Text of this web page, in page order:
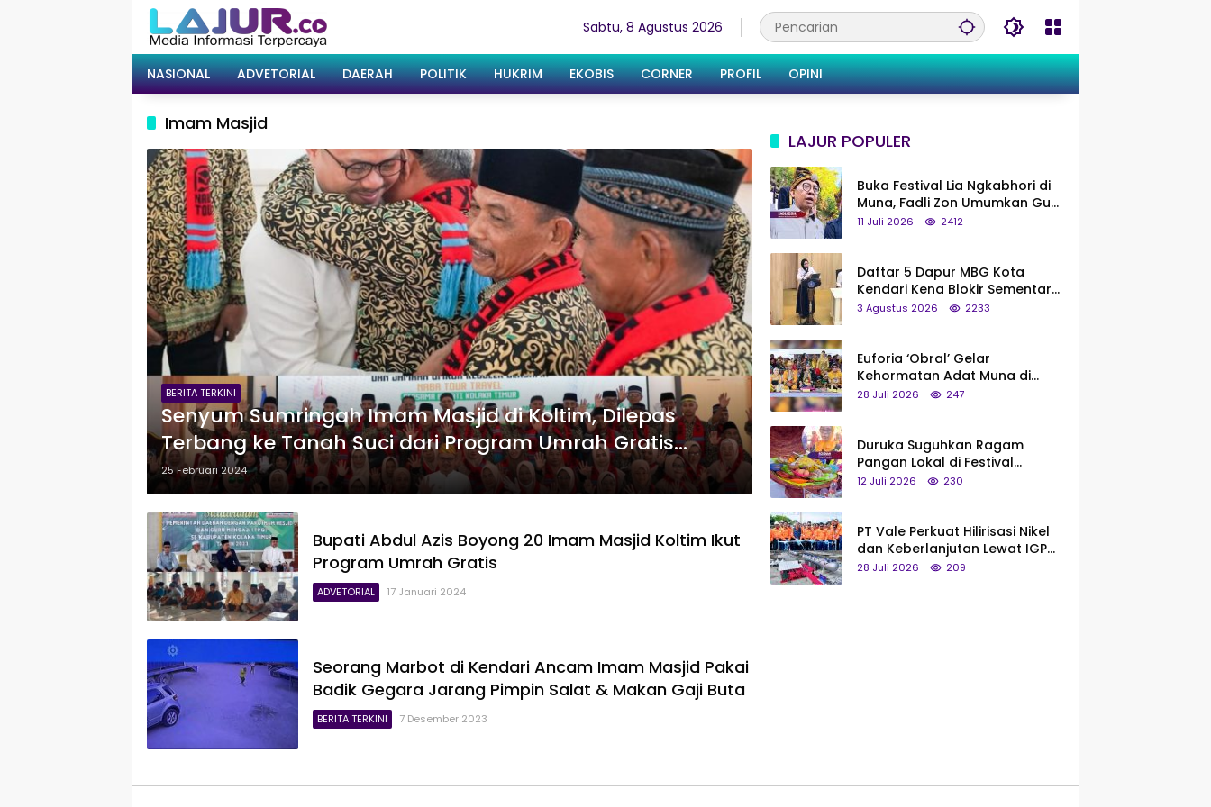
Sabtu, 8 Agustus 2026
NASIONAL ADVETORIAL DAERAH POLITIK HUKRIM EKOBIS CORNER PROFIL OPINI
Imam Masjid
BERITA TERKINI
Senyum Sumringah Imam Masjid di Koltim, Dilepas
Terbang ke Tanah Suci dari Program Umrah Gratis
Pemerintah
25 Februari 2024
Bupati Abdul Azis Boyong 20 Imam Masjid Koltim Ikut
Program Umrah Gratis
ADVETORIAL 17 Januari 2024
Seorang Marbot di Kendari Ancam Imam Masjid Pakai
Badik Gegara Jarang Pimpin Salat & Makan Gaji Buta
BERITA TERKINI 7 Desember 2023
LAJUR POPULER
Buka Festival Lia Ngkabhori di
Muna, Fadli Zon Umumkan Gua
Metanduno Segera Naik Status
11 Juli 2026 2412
Daftar 5 Dapur MBG Kota
Kendari Kena Blokir Sementara
dari Pusat
3 Agustus 2026 2233
Euforia ‘Obral’ Gelar
Kehormatan Adat Muna di
Silaturahmi KKMM, Ridwan Bae:
28 Juli 2026 247
Duruka Suguhkan Ragam
Pangan Lokal di Festival
Liangkobhori, Dari Umbi Rebus
12 Juli 2026 230
PT Vale Perkuat Hilirisasi Nikel
dan Keberlanjutan Lewat IGP
Morowali
28 Juli 2026 209